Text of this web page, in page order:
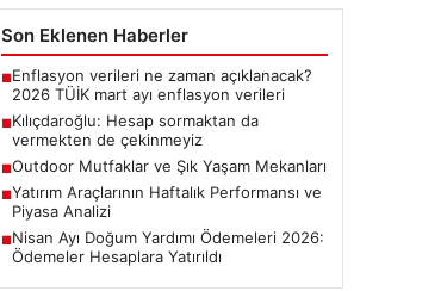
Son Eklenen Haberler
■Enflasyon verileri ne zaman açıklanacak?
2026 TÜİK mart ayı enflasyon verileri
■Kılıçdaroğlu: Hesap sormaktan da
vermekten de çekinmeyiz
■Outdoor Mutfaklar ve Şık Yaşam Mekanları
■Yatırım Araçlarının Haftalık Performansı ve
Piyasa Analizi
■Nisan Ayı Doğum Yardımı Ödemeleri 2026:
Ödemeler Hesaplara Yatırıldı